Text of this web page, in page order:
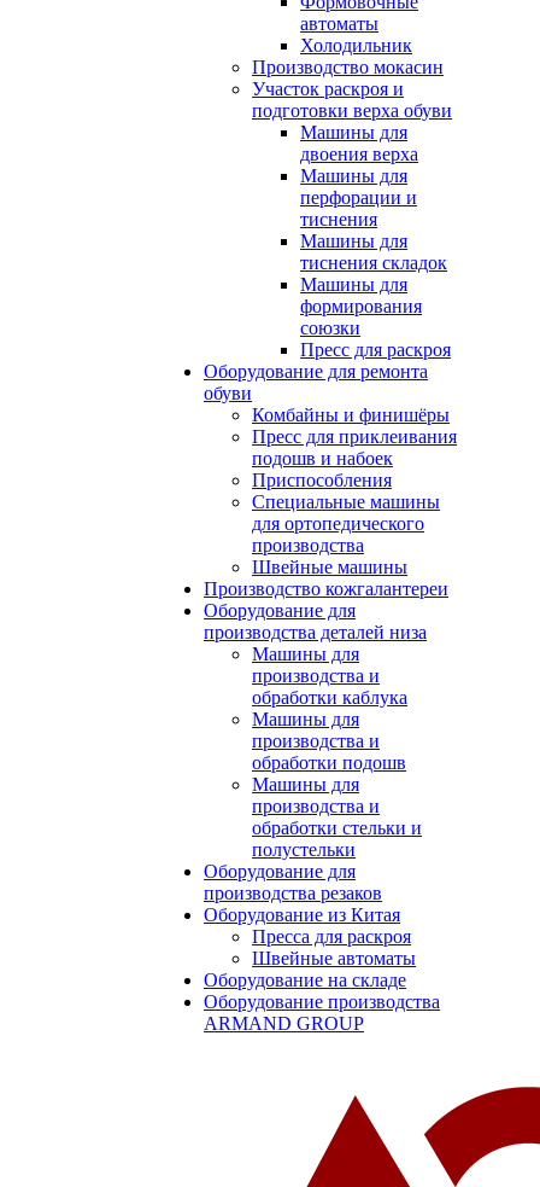
автоматы
Холодильник
Производство мокасин
Участок раскроя и
подготовки верха обуви
Машины для
двоения верха
Машины для
перфорации и
тиснения
Машины для
тиснения складок
Машины для
формирования
союзки
Пресс для раскроя
Оборудование для ремонта
обуви
Комбайны и финишёры
Пресс для приклеивания
подошв и набоек
Приспособления
Специальные машины
для ортопедического
производства
Швейные машины
Производство кожгалантереи
Оборудование для
производства деталей низа
Машины для
производства и
обработки каблука
Машины для
производства и
обработки подошв
Машины для
производства и
обработки стельки и
полустельки
Оборудование для
производства резаков
Оборудование из Китая
Пресса для раскроя
Швейные автоматы
Оборудование на складе
Оборудование производства
ARMAND GROUP